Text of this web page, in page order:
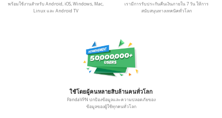
พร้อมใช้งานสำหรับ Android, iOS, Windows, Mac,
Linux และ Android TV
เรามีการรับประกันคืนเงินภายใน 7 วัน ให้การ
สนับสนุนทางเทคนิคทั่วโลก
ใช้โดยผู้คนหลายสิบล้านคนทั่วโลก
PandaVPN ปกป้องข้อมูลและความปลอดภัยของ
ข้อมูลของผู้ใช้ทุกคนทั่วโลก